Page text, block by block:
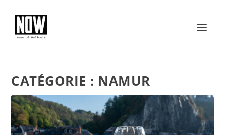
CATÉGORIE : NAMUR